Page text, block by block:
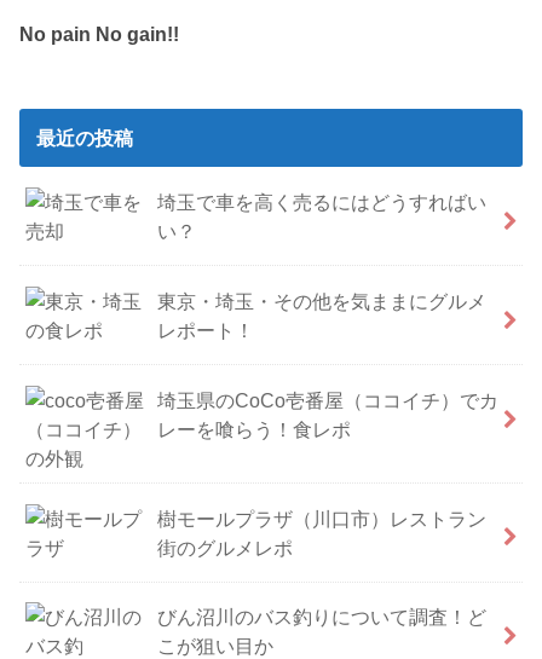
No pain No gain!!
最近の投稿
埼玉で車を高く売るにはどうすればい
い？
東京・埼玉・その他を気ままにグルメ
レポート！
埼玉県のCoCo壱番屋（ココイチ）でカ
レーを喰らう！食レポ
樹モールプラザ（川口市）レストラン
街のグルメレポ
びん沼川のバス釣りについて調査！ど
こが狙い目か